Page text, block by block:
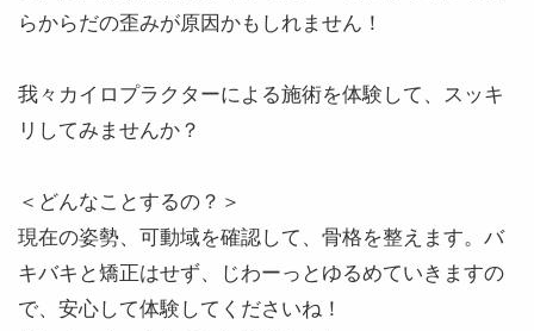
らからだの歪みが原因かもしれません！
我々カイロプラクターによる施術を体験して、スッキ
リしてみませんか？
＜どんなことするの？＞
現在の姿勢、可動域を確認して、骨格を整えます。バ
キバキと矯正はせず、じわーっとゆるめていきますの
で、安心して体験してくださいね！